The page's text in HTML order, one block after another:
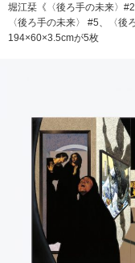
堀江栞《〈後ろ手の未来〉
〈後ろ手の未来〉 #5、〈
194×60×3.5cmが5枚